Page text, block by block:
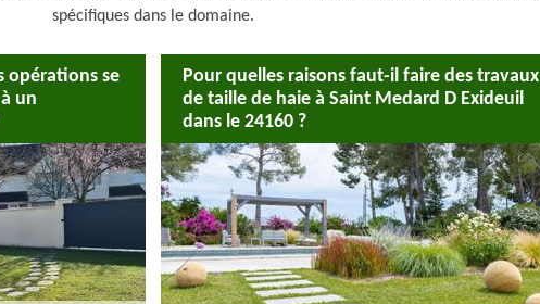
spécifiques dans le domaine.
opérations se
un
Pour quelles raisons faut-il faire des travaux
de taille de haie à Saint Medard D Exideuil
dans le 24160 ?